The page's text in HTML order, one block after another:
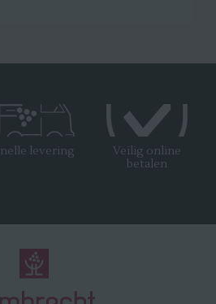
levering
Veilig online
betalen